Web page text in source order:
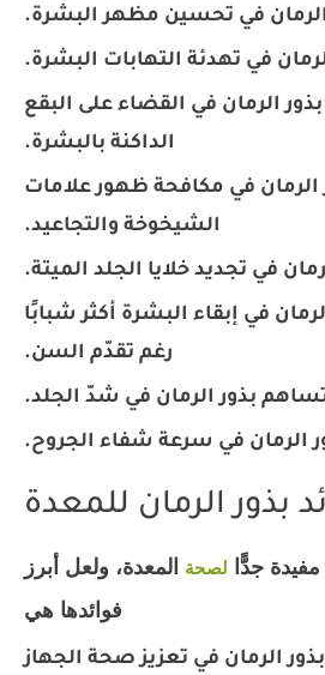
في تحسين مظهر البشرة.
في تهدئة التهابات البشرة.
الرمان في القضاء على البقع
الداكنة بالبشرة.
الرمان في مكافحة ظهور علامات
الشيخوخة والتجاعيد.
في تجديد خلايا الجلد الميتة.
في إبقاء البشرة أكثر شبابًا
رغم تقدّم السن.
بذور الرمان في شدّ الجلد.
الرمان في سرعة شفاء الجروح.
بذور الرمان للمعدة
جدًّا لصحة
المعدة، ولعل أبرز
الرمان في تعزيز صحة الجهاز